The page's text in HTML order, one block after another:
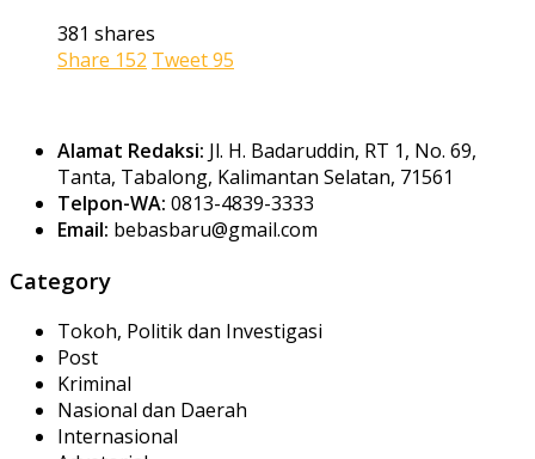
381 shares
Share 152 Tweet95
Alamat Redaksi: Jl. H. Badaruddin, RT 1, No. 69,
Tanta, Tabalong, Kalimantan Selatan, 71561
Telpon-WA: 0813-4839-3333
Email: bebasbaru@gmail.com
Category
Tokoh, Politik dan Investigasi
Post
Kriminal
Nasional dan Daerah
Internasional